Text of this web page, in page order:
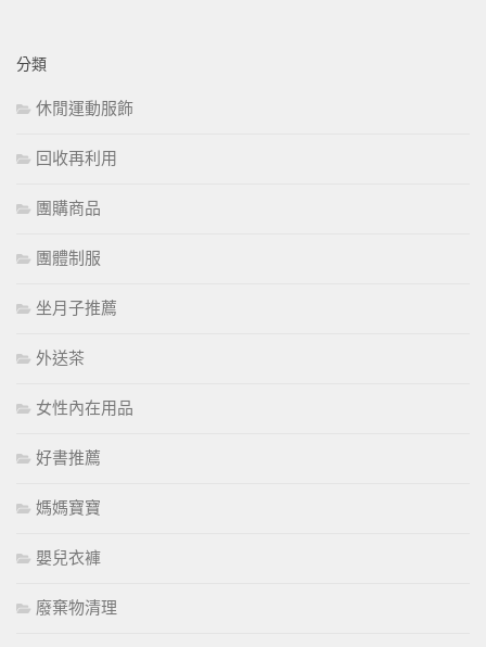
分類
休閒運動服飾
回收再利用
團購商品
團體制服
坐月子推薦
外送茶
女性內在用品
好書推薦
媽媽寶寶
嬰兒衣褲
廢棄物清理